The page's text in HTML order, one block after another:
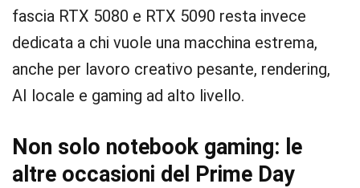
fascia RTX 5080 e RTX 5090 resta invece
dedicata a chi vuole una macchina estrema,
anche per lavoro creativo pesante, rendering,
AI locale e gaming ad alto livello.
Non solo notebook gaming: le
altre occasioni del Prime Day